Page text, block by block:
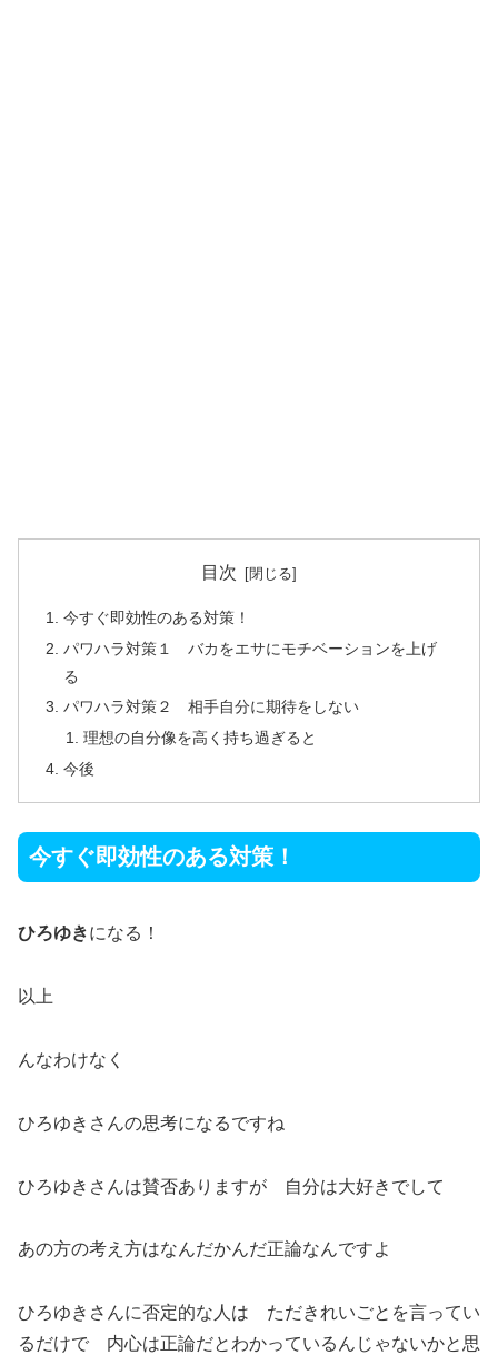
目次
今すぐ即効性のある対策！
パワハラ対策１ バカをエサにモチベーションを上げ
る
パワハラ対策２ 相手自分に期待をしない
理想の自分像を高く持ち過ぎると
今後
今すぐ即効性のある対策！
ひろゆきになる！
以上
んなわけなく
ひろゆきさんの思考になるですね
ひろゆきさんは賛否ありますが 自分は大好きでして
あの方の考え方はなんだかんだ正論なんですよ
ひろゆきさんに否定的な人は ただきれいごとを言ってい
るだけで 内心は正論だとわかっているんじゃないかと思